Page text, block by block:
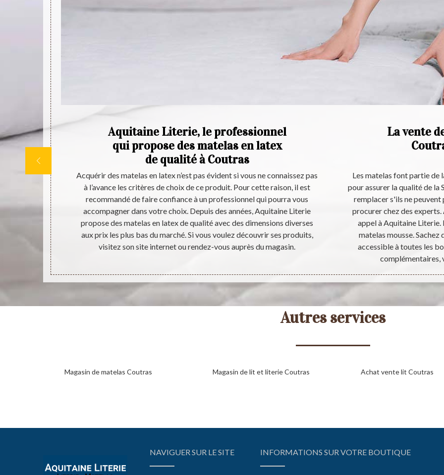
à
mais
Aquitaine Literie, le professionnel
qui propose des matelas en latex
de qualité à Coutras
Acquérir des matelas en latex n’est pas évident si vous ne connaissez pas
à l’avance les critères de choix de ce produit. Pour cette raison, il est
recommandé de faire confiance à un professionnel qui pourra vous
accompagner dans votre choix. Depuis des années, Aquitaine Literie
propose des matelas en latex de qualité avec des dimensions diverses
aux prix les plus bas du marché. Si vous voulez découvrir ses produits,
visitez son site internet ou rendez-vous auprès du magasin.
La vente
Les matelas font partie de
pour assurer la qualité de la
remplacer s'ils ne peuvent
procurer chez des
appel à Aquitaine Literie.
matelas mousse.
accessible à toutes les
complémentaires,
Autres services
Magasin de matelas Coutras Magasin de lit et literie Coutras Achat vente lit Coutras
NAVIGUER SUR LE SITE INFORMATIONS SUR VOTRE BOUTIQUE